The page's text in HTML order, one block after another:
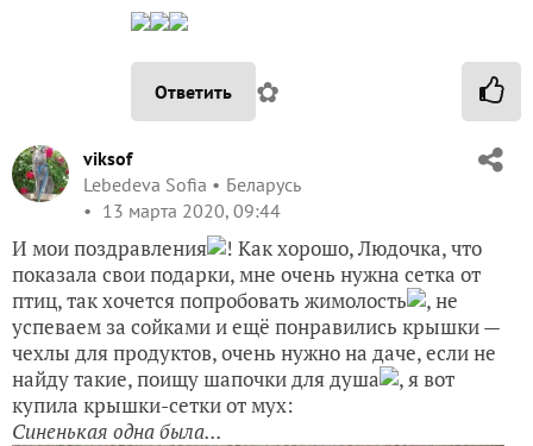
Ответить ✿
viksof
Lebedeva Sofia
Беларусь
13 марта 2020, 09:44
И мои поздравления
! Как хорошо, Людочка, что
показала свои подарки, мне очень нужна сетка от
птиц, так хочется попробовать жимолость
, не
успеваем за сойками и ещё понравились крышки —
чехлы для продуктов, очень нужно на даче, если не
найду такие, поищу шапочки для душа
, я вот
купила крышки-сетки от мух:
Синенькая одна была...